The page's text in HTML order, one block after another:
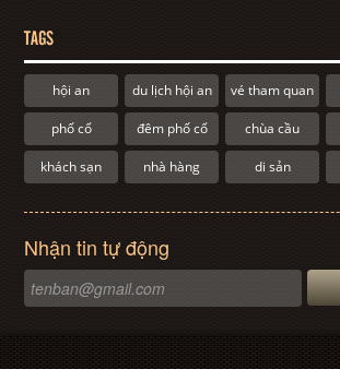
TAGS
hội an du lịch hội an vé tham quan
phố cổ đêm phố cổ chùa cầu
khách sạn nhà hàng di sản
Nhận tin tự động